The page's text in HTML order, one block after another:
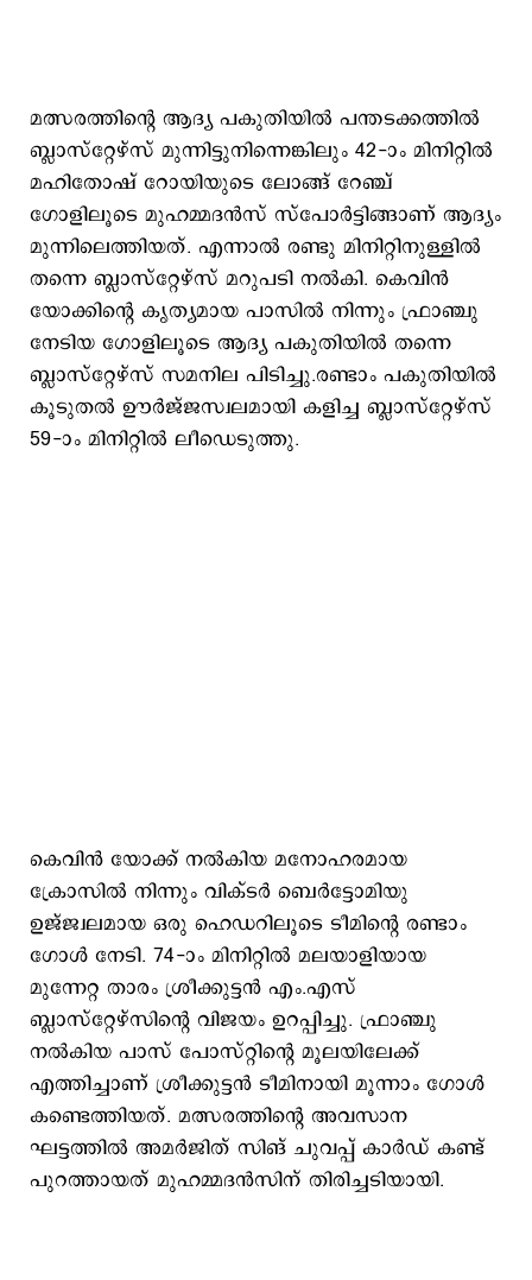
മത്സരത്തിന്റെ ആദ്യ പകുതിയിൽ പന്തടക്കത്തിൽ
ബ്ലാസ്റ്റേഴ്‌സ് മുന്നിട്ടുനിന്നെങ്കിലും 42-ാം മിനിറ്റിൽ
മഹിതോഷ് റോയിയുടെ ലോങ്ങ് റേഞ്ച്
ഗോളിലൂടെ മുഹമ്മദൻസ് സ്പോർട്ടിങ്ങാണ് ആദ്യം
മുന്നിലെത്തിയത്. എന്നാൽ രണ്ടു മിനിറ്റിനുള്ളിൽ
തന്നെ ബ്ലാസ്റ്റേഴ്‌സ് മറുപടി നൽകി. കെവിൻ
യോക്കിന്റെ കൃത്യമായ പാസിൽ നിന്നും ഫ്രാഞ്ചു
നേടിയ ഗോളിലൂടെ ആദ്യ പകുതിയിൽ തന്നെ
ബ്ലാസ്റ്റേഴ്‌സ് സമനില പിടിച്ചു.രണ്ടാം പകുതിയിൽ
കൂടുതൽ ഊർജ്ജസ്വലമായി കളിച്ച ബ്ലാസ്റ്റേഴ്‌സ്
59-ാം മിനിറ്റിൽ ലീഡെടുത്തു.
കെവിൻ യോക്ക് നൽകിയ മനോഹരമായ
ക്രോസിൽ നിന്നും വിക്ടർ ബെർട്ടോമിയു
ഉജ്ജ്വലമായ ഒരു ഹെഡറിലൂടെ ടീമിന്റെ രണ്ടാം
ഗോൾ നേടി. 74-ാം മിനിറ്റിൽ മലയാളിയായ
മുന്നേറ്റ താരം ശ്രീക്കുട്ടൻ എം.എസ്
ബ്ലാസ്റ്റേഴ്‌സിന്റെ വിജയം ഉറപ്പിച്ചു. ഫ്രാഞ്ചു
നൽകിയ പാസ് പോസ്റ്റിന്റെ മൂലയിലേക്ക്
എത്തിച്ചാണ് ശ്രീക്കുട്ടൻ ടീമിനായി മൂന്നാം ഗോൾ
കണ്ടെത്തിയത്. മത്സരത്തിന്റെ അവസാന
ഘട്ടത്തിൽ അമർജിത് സിങ് ചുവപ്പ് കാർഡ് കണ്ട്
പുറത്തായത് മുഹമ്മദൻസിന് തിരിച്ചടിയായി.